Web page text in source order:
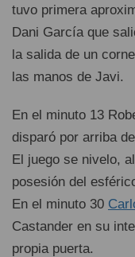
tuvo primera
Dani García que
la salida de un
las manos de Javi.
En el minuto 13
disparó por arriba
El juego se nivelo,
posesión del
En el minuto 30
Castander en su
propia puerta.